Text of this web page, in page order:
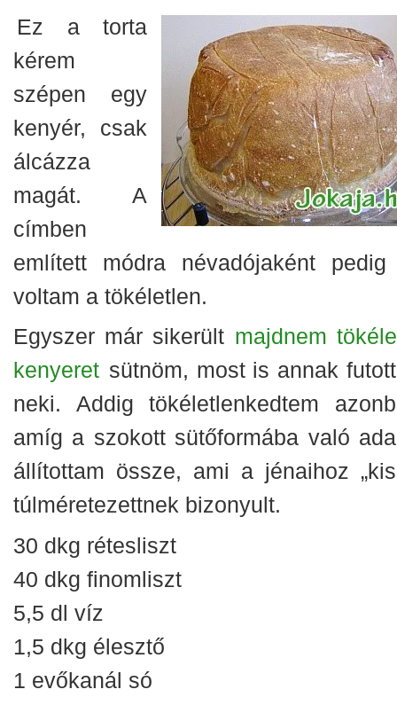
Ez a torta
kérem
szépen egy
kenyér, csak
álcázza
magát. A
címben
említett módra névadójaként
voltam a tökéletlen.
Egyszer már sikerült majdnem
kenyeret sütnöm, most is annak
neki. Addig tökéletlenkedtem
amíg a szokott sütőformába való
állítottam össze, ami a jénaihoz
túlméretezettnek bizonyult.
30 dkg rétesliszt
40 dkg finomliszt
5,5 dl víz
1,5 dkg élesztő
1 evőkanál só